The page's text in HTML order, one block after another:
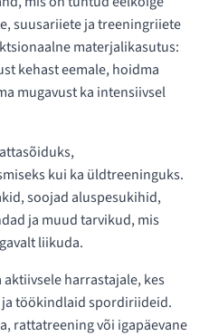
suusariiete ja treeningriiete
materjalikasutus:
kehast eemale, hoidma
mugavust ka intensiivsel
kui ka üldtreeninguks.
soojad aluspesukihid,
ja muud tarvikud, mis
liikuda.
harrastajale, kes
töökindlaid spordiriideid.
rattatreening või igapäevane